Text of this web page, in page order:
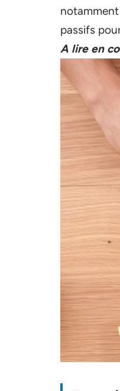
notamment
passifs
A lire en